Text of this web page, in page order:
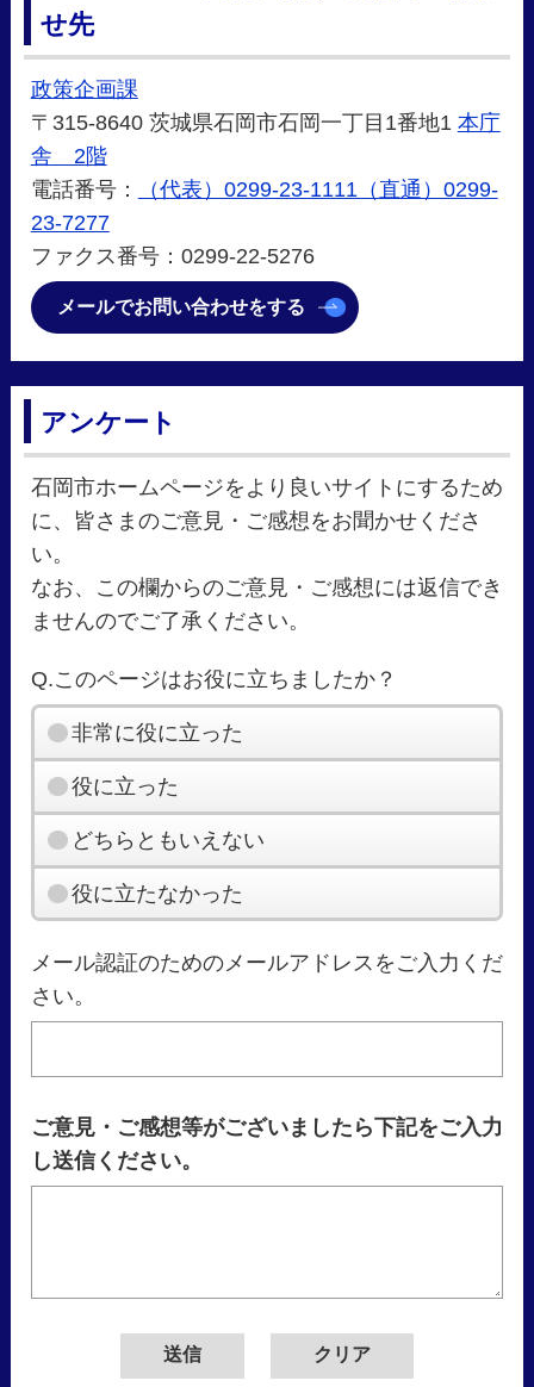
せ先
政策企画課
〒315-8640 茨城県石岡市石岡一丁目1番地1 本庁
舎 2階
電話番号：
（代表）0299-23-1111（直通）0299-
23-7277
ファクス番号：0299-22‐5276
メールでお問い合わせをする
アンケート
石岡市ホームページをより良いサイトにするため
に、皆さまのご意見・ご感想をお聞かせくださ
い。
なお、この欄からのご意見・ご感想には返信でき
ませんのでご了承ください。
Q.このページはお役に立ちましたか？
非常に役に立った
役に立った
どちらともいえない
役に立たなかった
メール認証のためのメールアドレスをご入力くだ
さい。
ご意見・ご感想等がございましたら下記をご入力
し送信ください。